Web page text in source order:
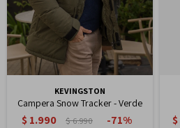
KEVINGSTON
Campera Snow Tracker - Verde
$ 1.990 $6.990 71 $